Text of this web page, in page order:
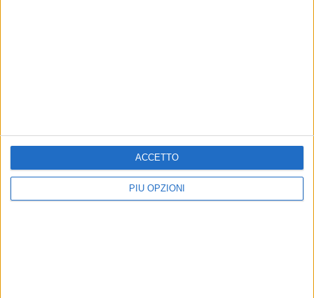
PIÙ OPZIONI
ACCETTO